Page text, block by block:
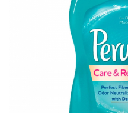
Detergent pardoseala
Detergent toaleta
Echipamente de curăţenie
Folie aluminiu,folie
Indepartarea parului
Pachete de cadouri